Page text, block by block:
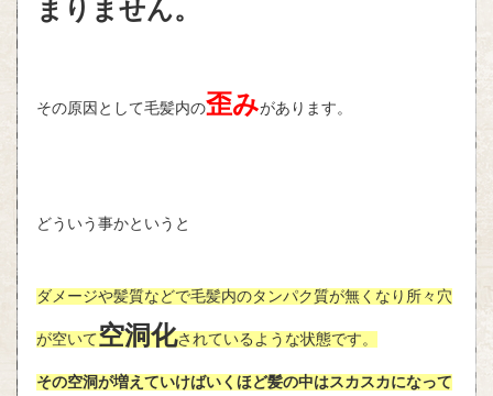
まりません。
その原因として毛髪内の歪みがあります。
どういう事かというと
ダメージや髪質などで毛髪内のタンパク質が無くなり所々穴
が空いて空洞化されているような状態です。
その空洞が増えていけばいくほど髪の中はスカスカになって